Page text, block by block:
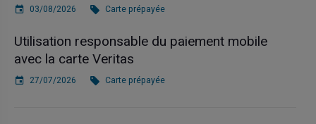
03/08/2026 Carte prépayée
Utilisation responsable du paiement mobile
avec la carte Veritas
27/07/2026 Carte prépayée